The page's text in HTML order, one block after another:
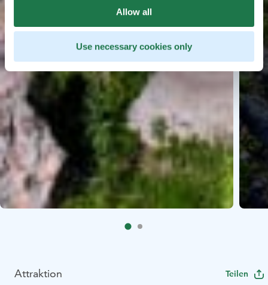
Allow all
Use necessary cookies only
Attraktion Teilen